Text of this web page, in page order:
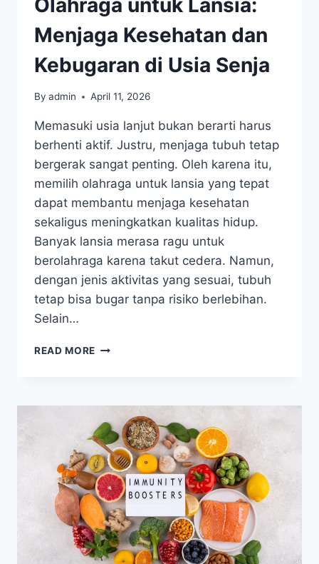
Menjaga Kesehatan dan
Kebugaran di Usia Senja
By admin April 11, 2026
Memasuki usia lanjut bukan berarti harus
berhenti aktif. Justru, menjaga tubuh tetap
bergerak sangat penting. Oleh karena itu,
memilih olahraga untuk lansia yang tepat
dapat membantu menjaga kesehatan
sekaligus meningkatkan kualitas hidup.
Banyak lansia merasa ragu untuk
berolahraga karena takut cedera. Namun,
dengan jenis aktivitas yang sesuai, tubuh
tetap bisa bugar tanpa risiko berlebihan.
Selain…
READ MORE OLAHRAGA
KESEHATAN
DAN
KEBUGARAN
DI
USIA
SENJA